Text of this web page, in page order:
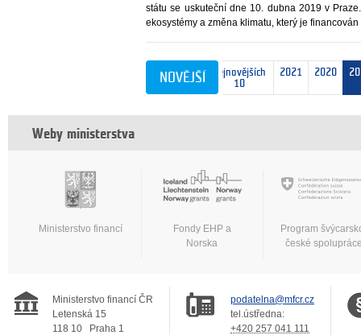
státu se uskuteční dne 10. dubna 2019 v
ekosystémy a změna klimatu, který je
nejnovějších
10
2021 2020
NOVĚJŠÍ
Weby ministerstva
Ministerstvo financí
Fondy EHP a
Norska
Program
české
Ministerstvo financí ČR
Letenská 15
118 10
Praha 1
podatelna@mfcr.cz
tel.ústředna:
+420 257 041 111